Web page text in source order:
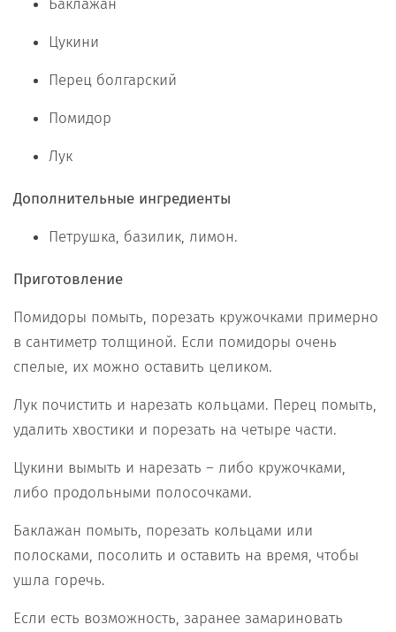
Баклажан
Цукини
Перец болгарский
Помидор
Лук
Дополнительные ингредиенты
Петрушка, базилик, лимон.
Приготовление
Помидоры помыть, порезать кружочками примерно
в сантиметр толщиной. Если помидоры очень
спелые, их можно оставить целиком.
Лук почистить и нарезать кольцами. Перец помыть,
удалить хвостики и порезать на четыре части.
Цукини вымыть и нарезать – либо кружочками,
либо продольными полосочками.
Баклажан помыть, порезать кольцами или
полосками, посолить и оставить на время, чтобы
ушла горечь.
Если есть возможность, заранее замариновать